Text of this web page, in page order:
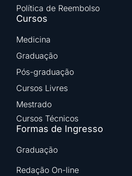
Política de Reembolso
Cursos
Medicina
Graduação
Pós-graduação
Cursos Livres
Mestrado
Cursos Técnicos
Formas de Ingresso
Graduação
Redação On-line